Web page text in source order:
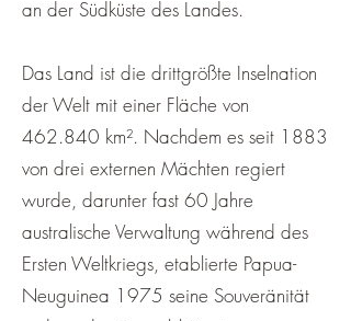
an der Südküste des Landes.
Das Land ist die drittgrößte Inselnation
der Welt mit einer Fläche von
462.840 km². Nachdem es seit 1883
von drei externen Mächten regiert
wurde, darunter fast 60 Jahre
australische Verwaltung während des
Ersten Weltkriegs, etablierte Papua-
Neuguinea 1975 seine Souveränität